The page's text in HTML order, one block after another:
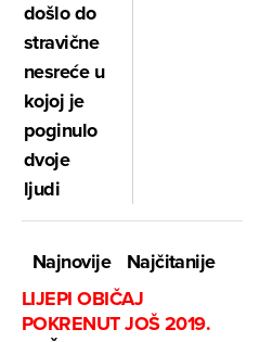
došlo do
stravične
nesreće u
kojoj je
poginulo
dvoje
ljudi
Najnovije
Najčitanije
LIJEPI OBIČAJ
POKRENUT JOŠ 2019.